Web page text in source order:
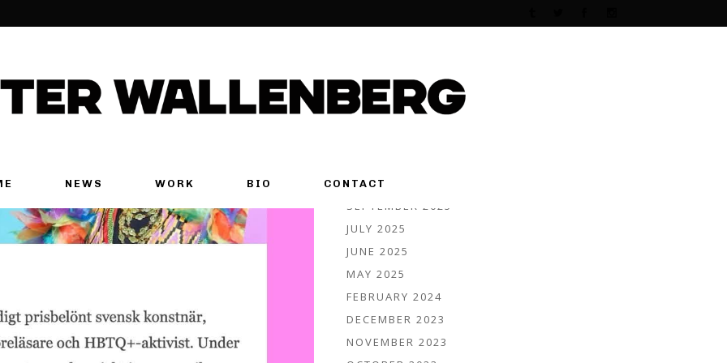
NEWS WORK BIO CONTACT
MAY 2026
APRIL 2026
NOVEMBER 2025
SEPTEMBER 2025
JULY 2025
JUNE 2025
MAY 2025
FEBRUARY 2024
DECEMBER 2023
NOVEMBER 2023